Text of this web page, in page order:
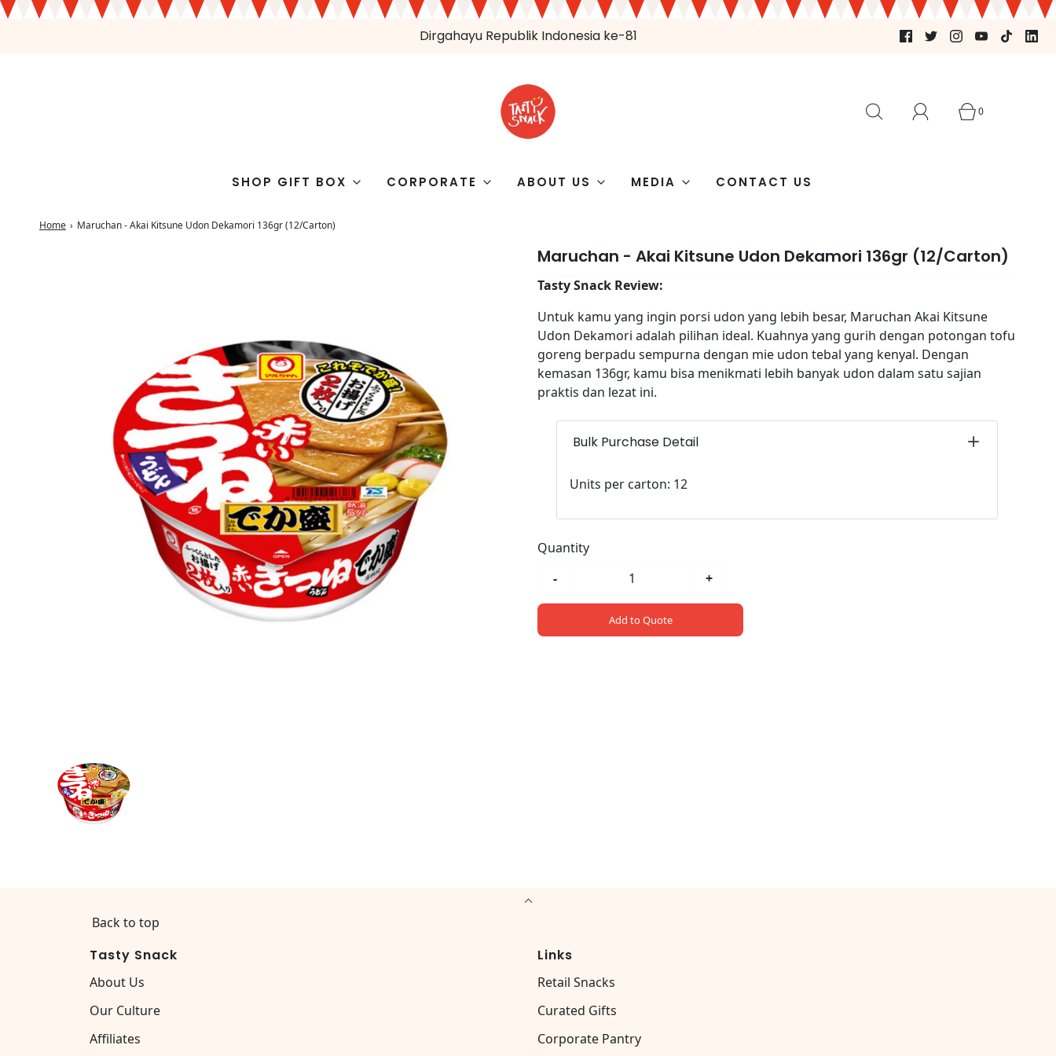
Dirgahayu Republik Indonesia ke-81
0
SHOP GIFT BOX CORPORATE ABOUT US MEDIA CONTACT US
Home › Maruchan - Akai Kitsune Udon Dekamori 136gr (12/Carton)
Maruchan - Akai Kitsune Udon Dekamori 136gr (12/Carton)
Tasty Snack Review:
Untuk kamu yang ingin porsi udon yang lebih besar, Maruchan Akai Kitsune
Udon Dekamori adalah pilihan ideal. Kuahnya yang gurih dengan potongan tofu
goreng berpadu sempurna dengan mie udon tebal yang kenyal. Dengan
kemasan 136gr, kamu bisa menikmati lebih banyak udon dalam satu sajian
praktis dan lezat ini.
Bulk Purchase Detail
Units per carton: 12
Quantity
-
+
Add to Quote
Back to top
Tasty Snack
About Us
Our Culture
Affiliates
Links
Retail Snacks
Curated Gifts
Corporate Pantry